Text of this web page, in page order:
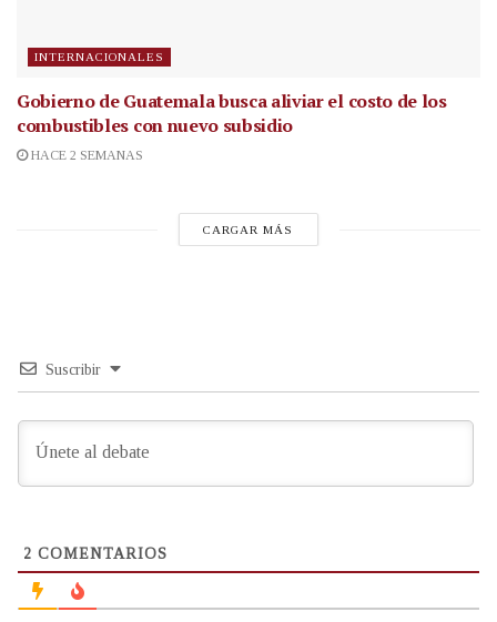
INTERNACIONALES
Gobierno de Guatemala busca aliviar el costo de los
combustibles con nuevo subsidio
HACE 2 SEMANAS
CARGAR MÁS
Suscribir
2 COMENTARIOS